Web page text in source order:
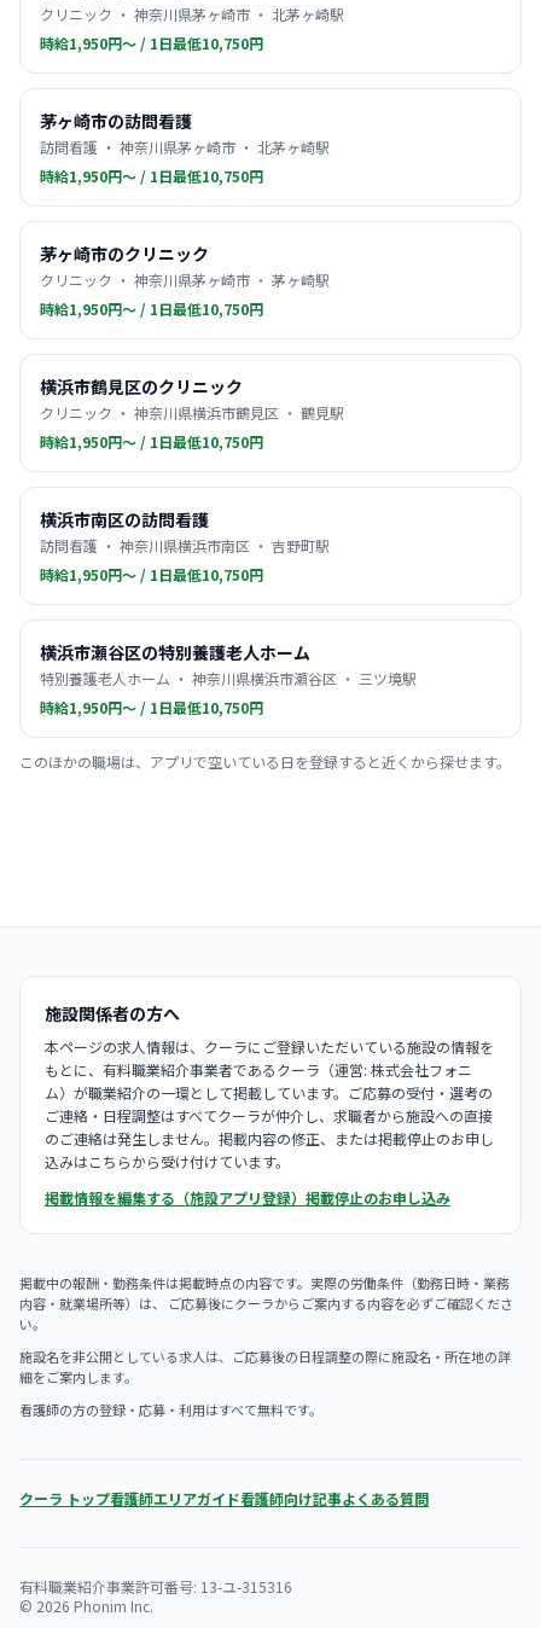
クリニック ・ 神奈川県茅ヶ崎市 ・ 北茅ヶ崎駅
時給1,950円〜 / 1日最低10,750円
茅ヶ崎市の訪問看護
訪問看護 ・ 神奈川県茅ヶ崎市 ・ 北茅ヶ崎駅
時給1,950円〜 / 1日最低10,750円
茅ヶ崎市のクリニック
クリニック ・ 神奈川県茅ヶ崎市 ・ 茅ヶ崎駅
時給1,950円〜 / 1日最低10,750円
横浜市鶴見区のクリニック
クリニック ・ 神奈川県横浜市鶴見区 ・ 鶴見駅
時給1,950円〜 / 1日最低10,750円
横浜市南区の訪問看護
訪問看護 ・ 神奈川県横浜市南区 ・ 吉野町駅
時給1,950円〜 / 1日最低10,750円
横浜市瀬谷区の特別養護老人ホーム
特別養護老人ホーム ・ 神奈川県横浜市瀬谷区 ・ 三ツ境駅
時給1,950円〜 / 1日最低10,750円
このほかの職場は、アプリで空いている日を登録すると近くから探せます。
施設関係者の方へ
本ページの求人情報は、クーラにご登録いただいている施設の情報を
もとに、有料職業紹介事業者であるクーラ（運営: 株式会社フォニ
ム）が職業紹介の一環として掲載しています。ご応募の受付・選考の
ご連絡・日程調整はすべてクーラが仲介し、求職者から施設への直接
のご連絡は発生しません。掲載内容の修正、または掲載停止のお申し
込みはこちらから受け付けています。
掲載情報を編集する（施設アプリ登録） 掲載停止のお申し込み
掲載中の報酬・勤務条件は掲載時点の内容です。実際の労働条件（勤務日時・業務
内容・就業場所等）は、 ご応募後にクーラからご案内する内容を必ずご確認くださ
い。
施設名を非公開としている求人は、ご応募後の日程調整の際に施設名・所在地の詳
細をご案内します。
看護師の方の登録・応募・利用はすべて無料です。
クーラ トップ看護師エリアガイド看護師向け記事よくある質問
有料職業紹介事業許可番号: 13-ユ-315316
© 2026 Phonim Inc.